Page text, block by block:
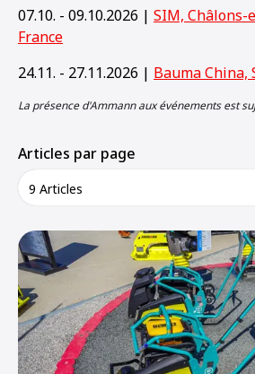
07.10. - 09.10.2026 | SIM, Châlons-
France
24.11. - 27.11.2026 | Bauma China,
La présence d'Ammann aux événements est
Articles par page
9 Articles